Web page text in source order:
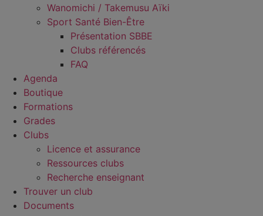
Wanomichi / Takemusu Aïki
Sport Santé Bien-Être
Présentation SBBE
Clubs référencés
FAQ
Agenda
Boutique
Formations
Grades
Clubs
Licence et assurance
Ressources clubs
Recherche enseignant
Trouver un club
Documents